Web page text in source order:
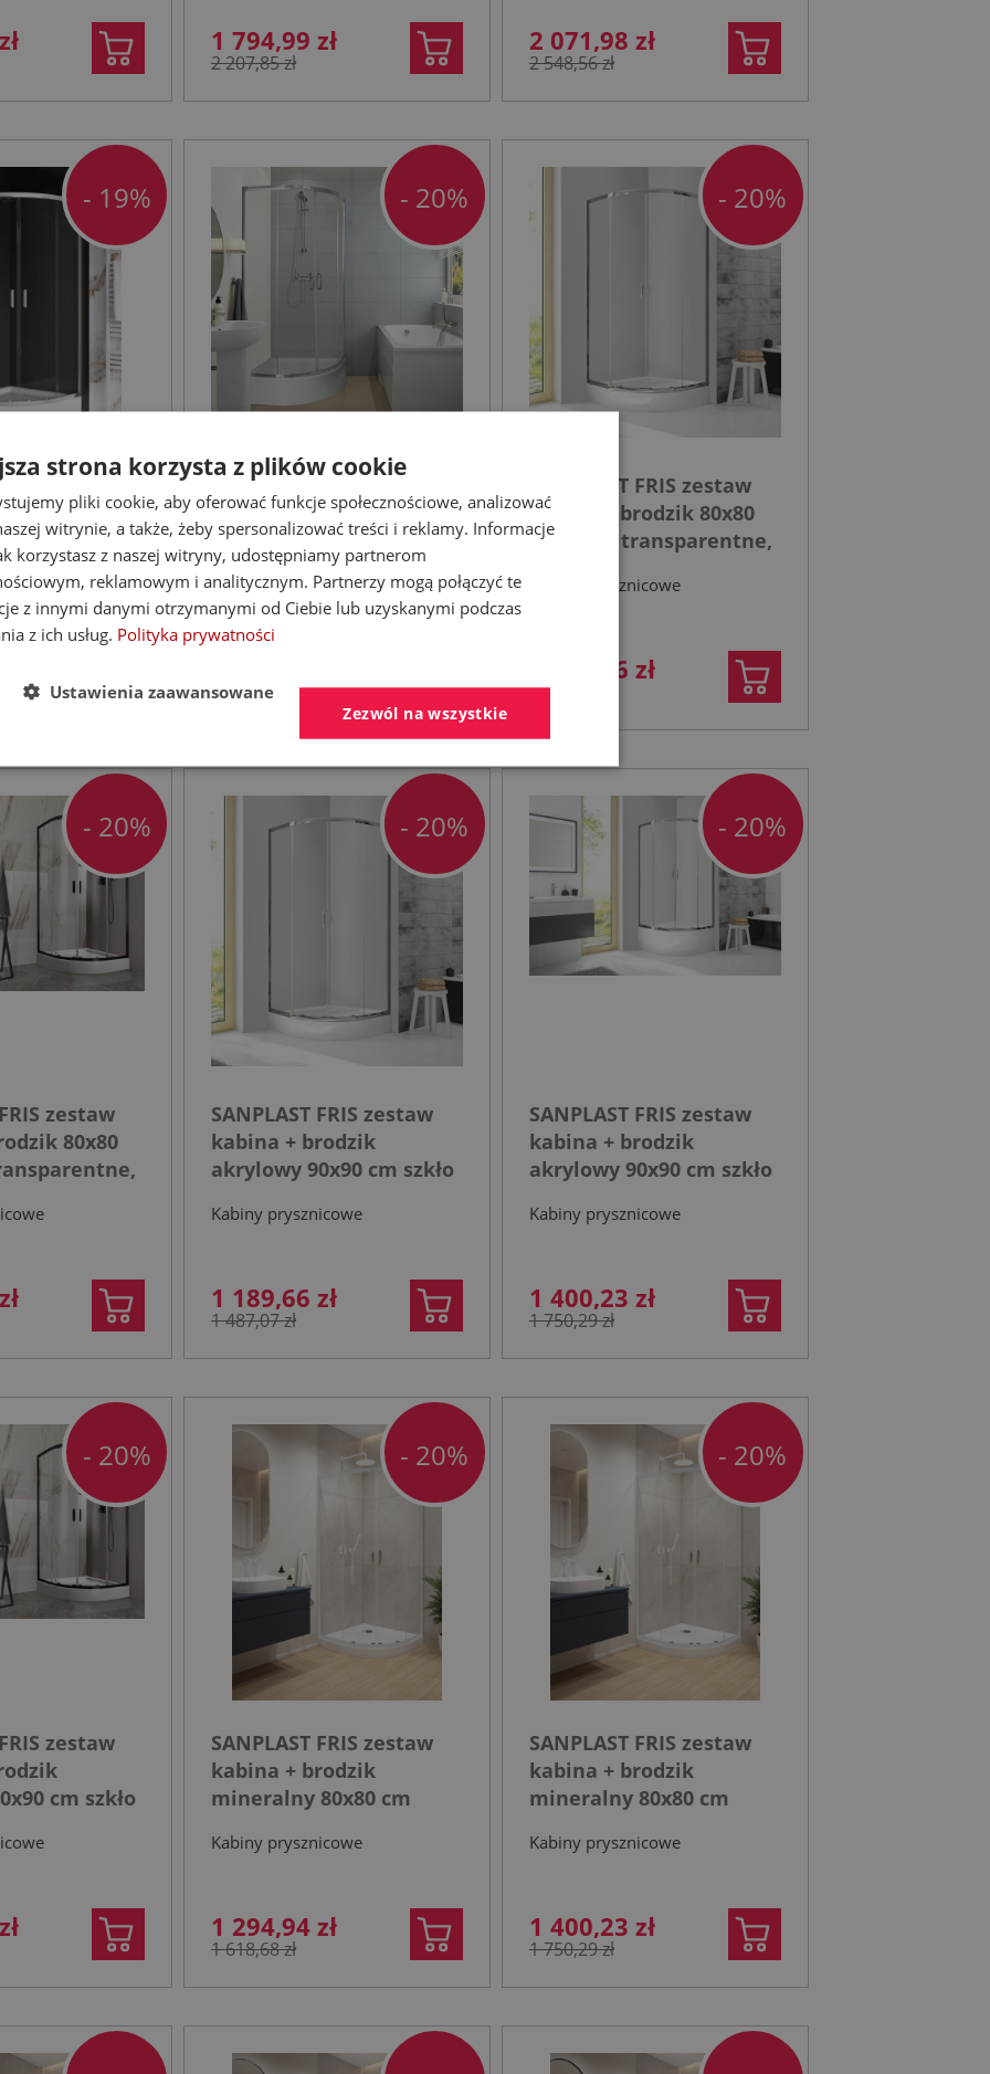
1 794,99 zł
2 207,85 zł
2 071,98 zł
2 548,56 zł
SUVIA
90x90 cm
profil chrom
z
akrylowym
- 19%
SANPLAST FRIS zestaw
kabina + brodzik 80x80
cm szkło transparentne,
profil chrom
Kabiny prysznicowe
1 750,29 zł
- 20%
SANPLAST FRIS zestaw
kabina + brodzik 80x80
cm szkło transparentne,
Kabiny prysznicowe
1 189,66 zł
1 487,07 zł
- 20%
zestaw
80x80
- 20%
SANPLAST FRIS zestaw
kabina + brodzik
akrylowy 90x90 cm szkło
chrom
Kabiny prysznicowe
1 189,66 zł
1 487,07 zł
- 20%
SANPLAST FRIS zestaw
kabina + brodzik
akrylowy 90x90 cm szkło
chrom
Kabiny prysznicowe
1 400,23 zł
1 750,29 zł
- 20%
zestaw
cm szkło
- 20%
SANPLAST FRIS zestaw
kabina + brodzik
mineralny 80x80 cm
profil biały
Kabiny prysznicowe
1 294,94 zł
1 618,68 zł
- 20%
SANPLAST FRIS zestaw
kabina + brodzik
mineralny 80x80 cm
profil biały
Kabiny prysznicowe
1 400,23 zł
1 750,29 zł
- 20%
strona korzysta z plików cookie
pliki cookie, aby oferować funkcje społecznościowe, analizować
witrynie, a także, żeby spersonalizować treści i reklamy. Informacje
korzystasz z naszej witryny, udostępniamy partnerom
reklamowym i analitycznym. Partnerzy mogą połączyć te
z innymi danymi otrzymanymi od Ciebie lub uzyskanymi podczas
z ich usług. Polityka prywatności
Zezwól na wszystkie
Ustawienia zaawansowane